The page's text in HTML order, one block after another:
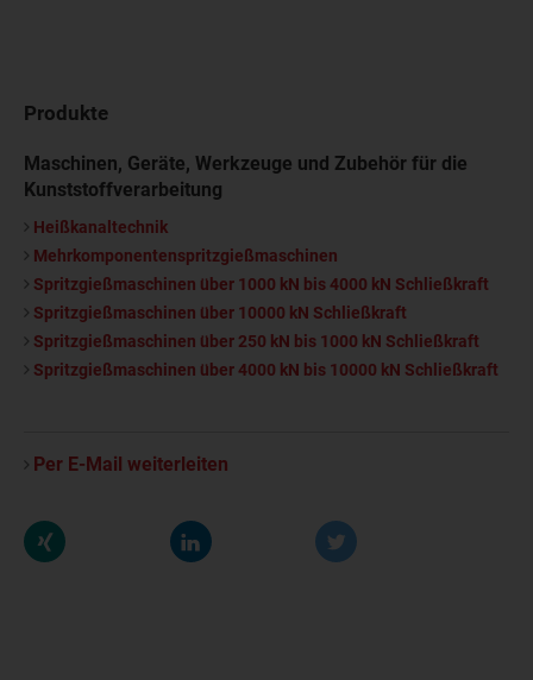
Produkte
Maschinen, Geräte, Werkzeuge und Zubehör für die
Kunststoffverarbeitung
Heißkanaltechnik
Mehrkomponentenspritzgießmaschinen
Spritzgießmaschinen über 1000 kN bis 4000 kN Schließkraft
Spritzgießmaschinen über 10000 kN Schließkraft
Spritzgießmaschinen über 250 kN bis 1000 kN Schließkraft
Spritzgießmaschinen über 4000 kN bis 10000 kN Schließkraft
Per E-Mail weiterleiten